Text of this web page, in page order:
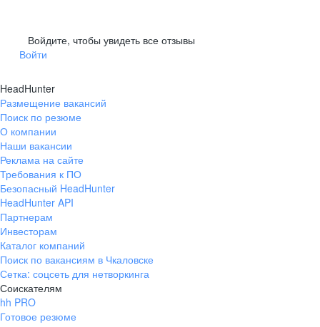
Войдите, чтобы увидеть все отзывы
Войти
HeadHunter
Размещение вакансий
Поиск по резюме
О компании
Наши вакансии
Реклама на сайте
Требования к ПО
Безопасный HeadHunter
HeadHunter API
Партнерам
Инвесторам
Каталог компаний
Поиск по вакансиям в Чкаловске
Сетка: соцсеть для нетворкинга
Соискателям
hh PRO
Готовое резюме